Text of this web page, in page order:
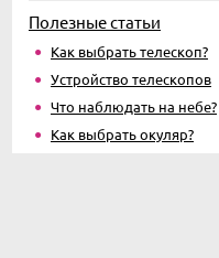
Полезные статьи
Как выбрать телескоп?
Устройство телескопов
Что наблюдать на небе?
Как выбрать окуляр?